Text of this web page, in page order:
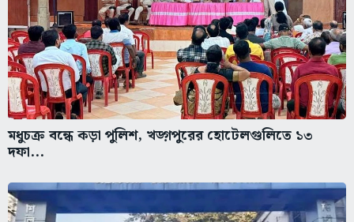
মধুচক্র বন্ধে কড়া পুলিশ, খড়্গপুরের হোটেলগুলিতে ১৩
দফা...